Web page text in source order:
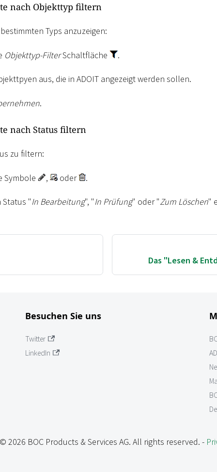
nach Objekttyp filtern
Typs anzuzeigen:
Objekttyp-FilterSchaltfläche .
aus, die in ADOIT angezeigt werden sollen.
.
nach Status filtern
zu filtern:
Symbole , oder .
Status "In Bearbeitung", "In Prüfung" oder "Zum Löschen"
Das "Lesen &
Besuchen Sie uns
Twitter
LinkedIn
2026 BOC Products & Services AG. All rights reserved. -